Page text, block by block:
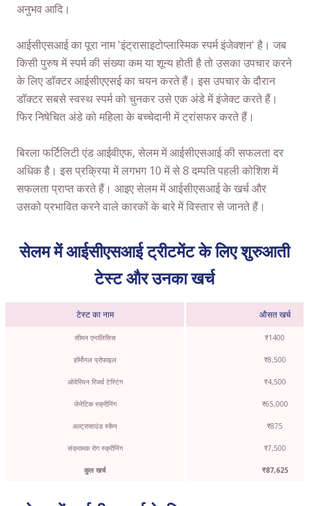
अनुभव आदि।
आईसीएसआई का पूरा नाम 'इंट्रासाइटोप्लास्मिक स्पर्म इंजेक्शन' है। जब
किसी पुरुष में स्पर्म की संख्या कम या शून्य होती है तो उसका उपचार करने
के लिए डॉक्टर आईसीएएसई का चयन करते हैं। इस उपचार के दौरान
डॉक्टर सबसे स्वस्थ स्पर्म को चुनकर उसे एक अंडे में इंजेक्ट करते हैं।
फिर निषेचित अंडे को महिला के बच्चेदानी में ट्रांसफर करते हैं।
बिरला फर्टिलिटी एंड आईवीएफ, सेलम में आईसीएसआई की सफलता दर
अधिक है। इस प्रक्रिया में लगभग 10 में से 8 दम्पति पहली कोशिश में
सफलता प्राप्त करते हैं। आइए सेलम में आईसीएसआई के खर्च और
उसको प्रभावित करने वाले कारकों के बारे में विस्तार से जानते हैं।
सेलम में आईसीएसआई ट्रीटमेंट के लिए शुरुआती
टेस्ट और उनका खर्च
टेस्ट का नाम औसत खर्च
सीमन एनालिसिस ₹1400
हॉर्मोनल प्रोफाइल ₹8,500
ओवेरियन रिजर्व टेस्टिंग ₹4,500
जेनेटिक स्क्रीनिंग ₹65,000
अल्ट्रासाउंड स्कैन ₹875
संक्रामक रोग स्क्रीनिंग ₹7,500
कुल खर्च ₹87,625